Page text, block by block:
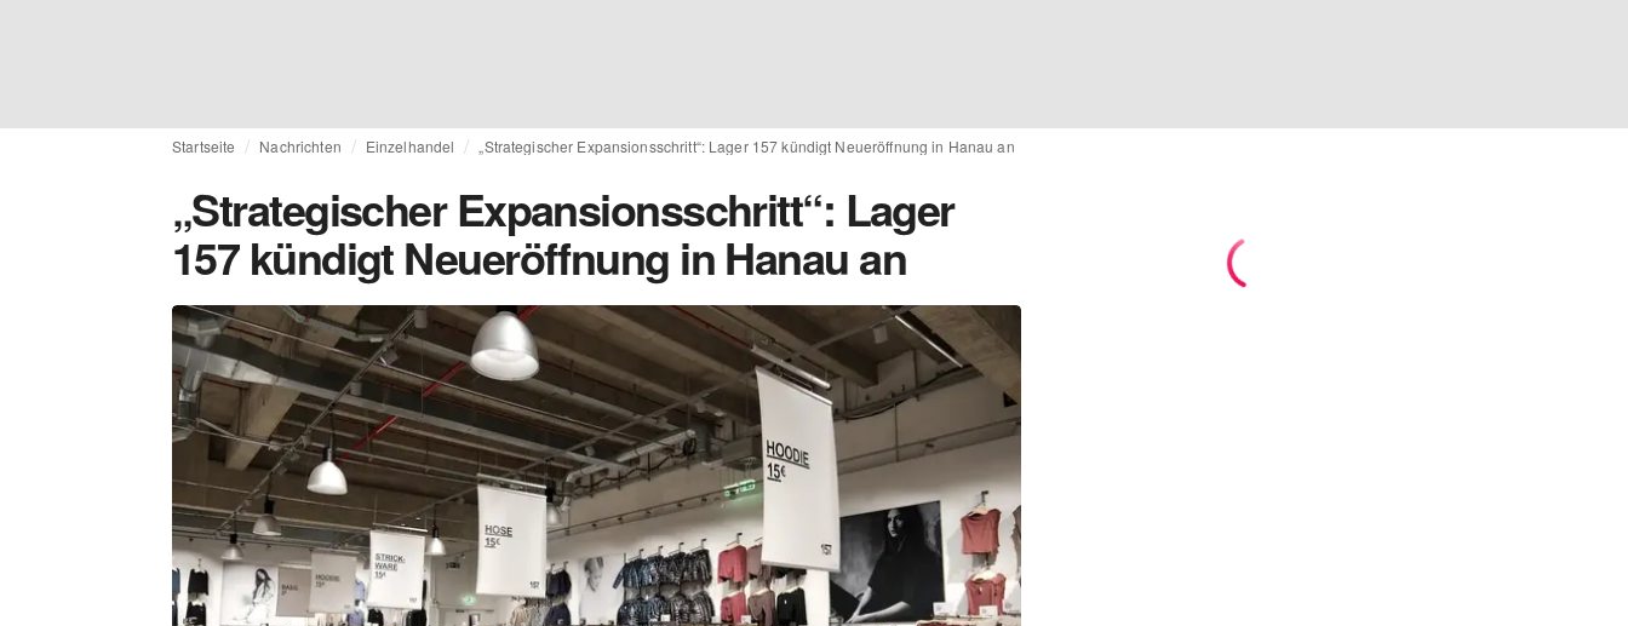
Startseite Nachrichten Einzelhandel „Strategischer Expansionsschritt“: Lager 157 kündigt Neueröffnung in Hanau an
„Strategischer Expansionsschritt“: Lager
157 kündigt Neueröffnung in Hanau an